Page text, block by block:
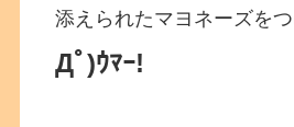
添えられたマヨネーズを
Дﾟ)ｳﾏｰ!